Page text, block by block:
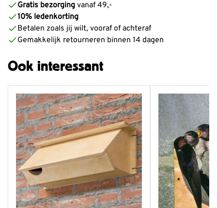
Gratis bezorging vanaf 49,-
10% ledenkorting
Betalen zoals jij wilt, vooraf of achteraf
Gemakkelijk retourneren binnen 14 dagen
Ook interessant